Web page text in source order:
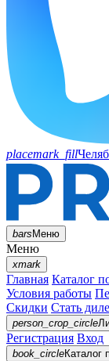
placemark_fill
barsМеню
Меню
xmark
Главная Каталог
Условия работы
Скидки Стать
person_crop_circle
Регистрация Вход
book_circleКаталог